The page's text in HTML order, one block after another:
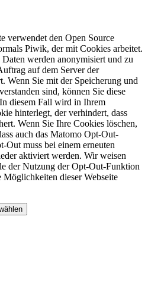
verwendet den Open Source
Piwik, der mit Cookies arbeitet.
werden anonymisiert und zu
auf dem Server der
Wenn Sie mit der Speicherung und
sind, können Sie diese
diesem Fall wird in Ihrem
hinterlegt, der verhindert, dass
Wenn Sie Ihre Cookies löschen,
auch das Matomo Opt-Out-
muss bei einem erneuten
aktiviert werden. Wir weisen
der Nutzung der Opt-Out-Funktion
Möglichkeiten dieser Webseite